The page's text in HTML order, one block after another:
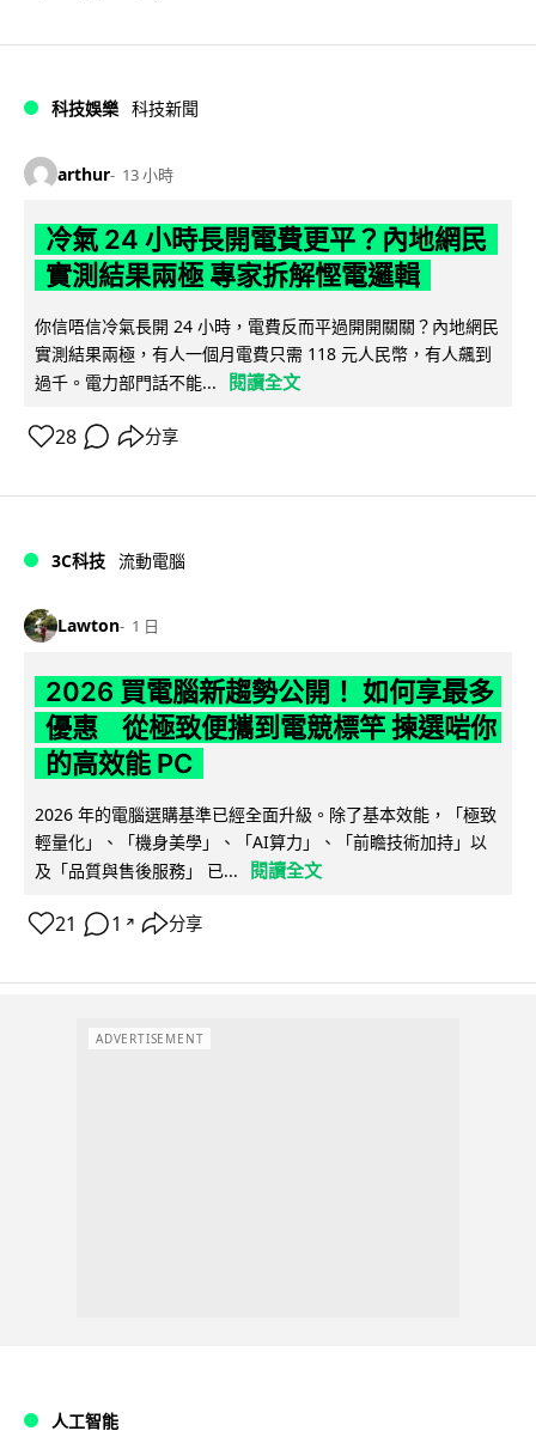
科技娛樂 科技新聞
arthur 13 小時
冷氣 24 小時長開電費更平？內地網民
實測結果兩極 專家拆解慳電邏輯
你信唔信冷氣長開 24 小時，電費反而平過開開關關？內地網民
實測結果兩極，有人一個月電費只需 118 元人民幣，有人飆到
過千。電力部門話不能...
閱讀全文
28 分享
3C科技 流動電腦
Lawton 1 日
2026 買電腦新趨勢公開！ 如何享最多
優惠 從極致便攜到電競標竿 揀選啱你
的高效能 PC
2026 年的電腦選購基準已經全面升級。除了基本效能，「極致
輕量化」、「機身美學」、「AI算力」、「前瞻技術加持」以
及「品質與售後服務」 已...
閱讀全文
21 1 ↗ 分享
ADVERTISEMENT
人工智能